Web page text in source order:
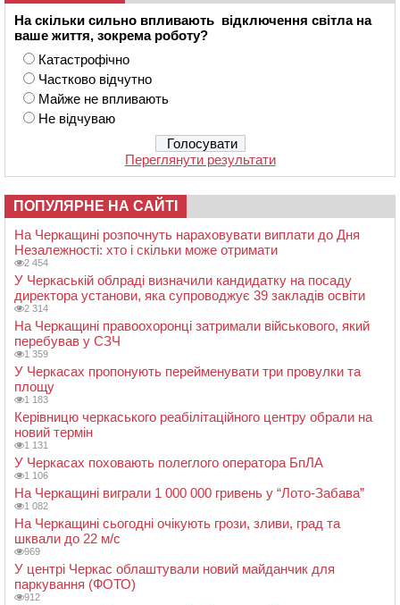
На скільки сильно впливають відключення світла на
ваше життя, зокрема роботу?
Катастрофічно
Частково відчутно
Майже не впливають
Не відчуваю
Переглянути результати
ПОПУЛЯРНЕ НА САЙТІ
На Черкащині розпочнуть нараховувати виплати до Дня
Незалежності: хто і скільки може отримати
2 454
У Черкаській облраді визначили кандидатку на посаду
директора установи, яка супроводжує 39 закладів освіти
2 314
На Черкащині правоохоронці затримали військового, який
перебував у СЗЧ
1 359
У Черкасах пропонують перейменувати три провулки та
площу
1 183
Керівницю черкаського реабілітаційного центру обрали на
новий термін
1 131
У Черкасах поховають полеглого оператора БпЛА
1 106
На Черкащині виграли 1 000 000 гривень у “Лото-Забава”
1 082
На Черкащині сьогодні очікують грози, зливи, град та
шквали до 22 м/с
969
У центрі Черкас облаштували новий майданчик для
паркування (ФОТО)
912